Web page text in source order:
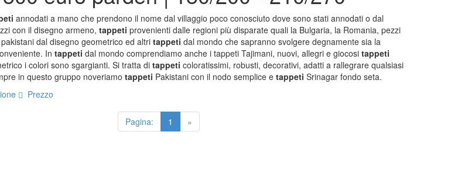
DA
KILIM
Kilim Vecchi E Antichi
Arazzi E Ricami
TAPPETI PER ARREDAMENTO
Tappeti Turchi Vecchi E Nuovi
annodati a mano che prendono il nome dal villaggio poco conosciuto dove sono stati annodati o dal
con il disegno armeno, tappeti provenienti dalle regioni più disparate quali la Bulgaria, la Romania, pezzi
dal disegno geometrico ed altritappeti dal mondo che sapranno svolgere degnamente sia la
In tappeti dal mondo comprendiamo anche i tappeti Tajimani, nuovi, allegri e giocosi tappeti
i colori sono sgargianti. Si tratta di tappeti coloratissimi, robusti, decorativi, adatti a rallegrare qualsiasi
in questo gruppo noveriamo tappeti Pakistani con il nodo semplice e tappeti Srinagar fondo seta.
Prezzo
Pagina: 1 »